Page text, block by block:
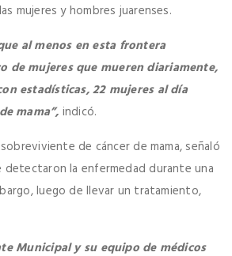
mujeres y hombres juarenses.
al menos en esta frontera
de mujeres que mueren diariamente,
estadísticas, 22 mujeres al día
mama”, indicó.
de cáncer de mama, señaló
detectaron la enfermedad durante una
luego de llevar un tratamiento,
Municipal y su equipo de médicos